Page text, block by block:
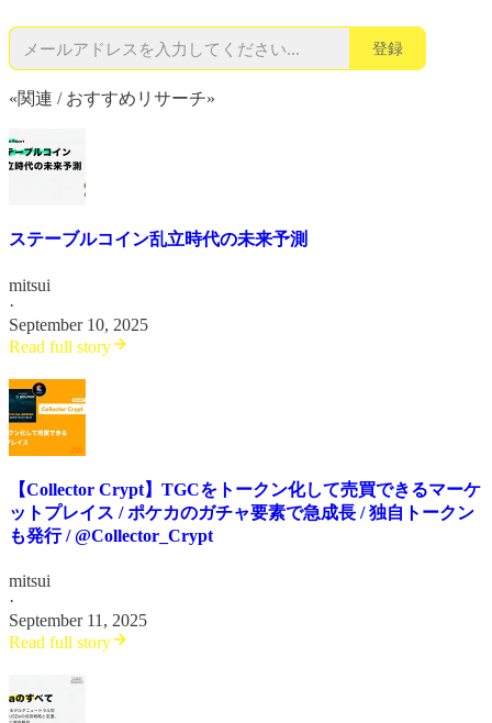
登録
«関連 / おすすめリサーチ»
ステーブルコイン乱立時代の未来予測
mitsui
·
September 10, 2025
Read full story
【Collector Crypt】TGCをトークン化して売買できるマーケ
ットプレイス / ポケカのガチャ要素で急成長 / 独自トークン
も発行 / @Collector_Crypt
mitsui
·
September 11, 2025
Read full story